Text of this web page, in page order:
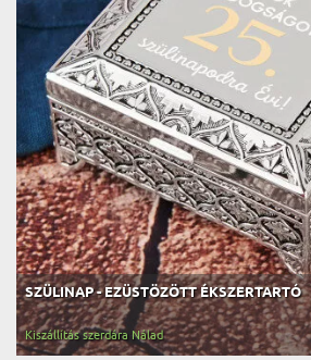
SZÜLINAP - EZÜSTÖZÖTT ÉKSZERTARTÓ
Kiszállítás szerdára Nálad